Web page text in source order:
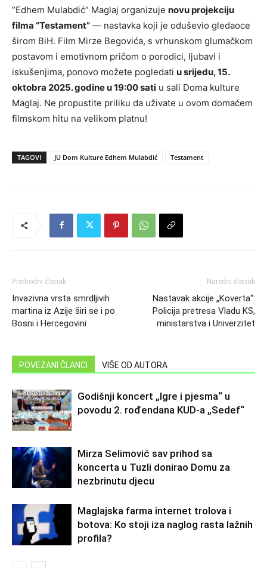
“Edhem Mulabdić” Maglaj organizuje novu projekciju
filma “Testament” — nastavka koji je oduševio gledaoce
širom BiH. Film Mirze Begovića, s vrhunskom glumačkom
postavom i emotivnom pričom o porodici, ljubavi i
iskušenjima, ponovo možete pogledati u srijedu, 15.
oktobra 2025. godine u 19:00 sati u sali Doma kulture
Maglaj. Ne propustite priliku da uživate u ovom domaćem
filmskom hitu na velikom platnu!
TAGOVI JU Dom Kulture Edhem Mulabdić Testament
Prethodni članak
Invazivna vrsta smrdljivih
martina iz Azije širi se i po
Bosni i Hercegovini
Naredni članak
Nastavak akcije „Koverta“:
Policija pretresa Vladu KS,
ministarstva i Univerzitet
POVEZANI ČLANCI VIŠE OD AUTORA
Godišnji koncert „Igre i pjesma“ u
povodu 2. rođendana KUD-a „Sedef“
Mirza Selimović sav prihod sa
koncerta u Tuzli donirao Domu za
nezbrinutu djecu
Maglajska farma internet trolova i
botova: Ko stoji iza naglog rasta lažnih
profila?